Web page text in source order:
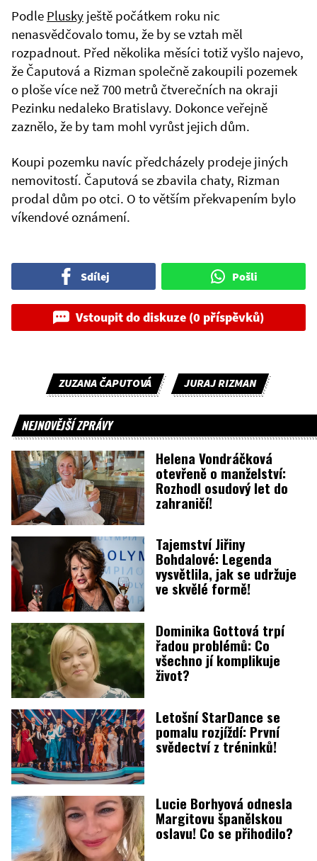
Podle Plusky ještě počátkem roku nic
nenasvědčovalo tomu, že by se vztah měl
rozpadnout. Před několika měsíci totiž vyšlo najevo,
že Čaputová a Rizman společně zakoupili pozemek
o ploše více než 700 metrů čtverečních na okraji
Pezinku nedaleko Bratislavy. Dokonce veřejně
zaznělo, že by tam mohl vyrůst jejich dům.
Koupi pozemku navíc předcházely prodeje jiných
nemovitostí. Čaputová se zbavila chaty, Rizman
prodal dům po otci. O to větším překvapením bylo
víkendové oznámení.
Sdílej Pošli
Vstoupit do diskuze (0 příspěvků)
ZUZANA ČAPUTOVÁ JURAJ RIZMAN
NEJNOVĚJŠÍ ZPRÁVY
Helena Vondráčková
otevřeně o manželství:
Rozhodl osudový let do
zahraničí!
Tajemství Jiřiny
Bohdalové: Legenda
vysvětlila, jak se udržuje
ve skvělé formě!
Dominika Gottová trpí
řadou problémů: Co
všechno jí komplikuje
život?
Letošní StarDance se
pomalu rozjíždí: První
svědectví z tréninků!
Lucie Borhyová odnesla
Margitovu španělskou
oslavu! Co se přihodilo?